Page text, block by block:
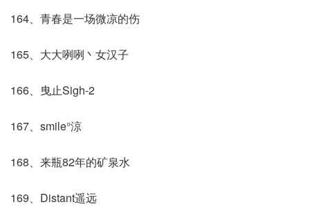
164、青春是一场微凉的伤
165、大大咧咧丶女汉子
166、曳止Sigh-2
167、smile°涼
168、来瓶82年的矿泉水
169、Distant遥远